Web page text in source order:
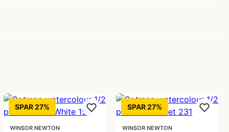
SPAR 27%
WINSOR NEWTON
SPAR 27%
WINSOR NEWTON